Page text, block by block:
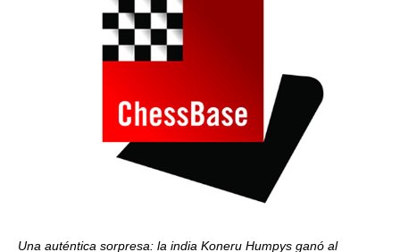
Una auténtica sorpresa: la india Koneru Humpys ganó al